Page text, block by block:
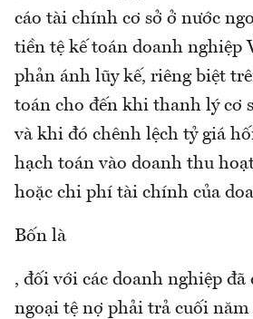
cáo tài chính cơ sở ở nước
tiền tệ kế toán doanh nghiệp
phản ánh lũy kế, riêng biệt
toán cho đến khi thanh lý cơ
và khi đó chênh lệch tỷ giá
hạch toán vào doanh thu
hoặc chi phí tài chính của
Bốn là
, đối với các doanh nghiệp đã
ngoại tệ nợ phải trả cuối